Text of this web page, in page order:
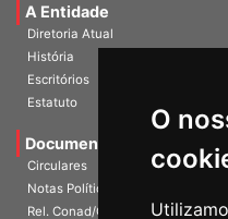
O
A Entidade
Diretoria Atual
História
Escritórios
Estatuto
Documentos
Circulares
Notas Políticas
Rel. Conad/Congresso